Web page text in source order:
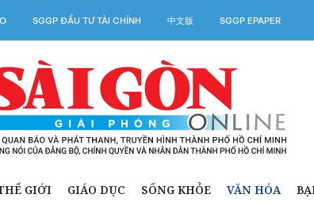
SGGP ĐẦU TƯ TÀI CHÍNH 中文版 SGGP EPAPER
GIỚI GIÁO DỤC SỐNG KHỎE VĂN HÓA